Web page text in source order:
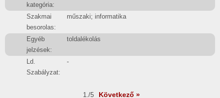
kategória:
Szakmai
besorolas:
műszaki; informatika
Egyéb
jelzések:
toldalékolás
Ld.
Szabályzat:
-
1./5 Következő »